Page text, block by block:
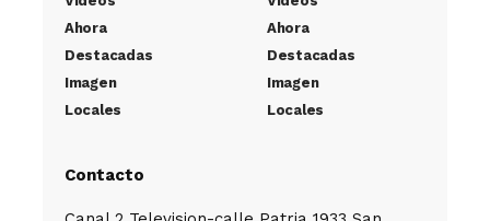
Ahora
Destacadas
Imagen
Locales
Ahora
Destacadas
Imagen
Locales
Contacto